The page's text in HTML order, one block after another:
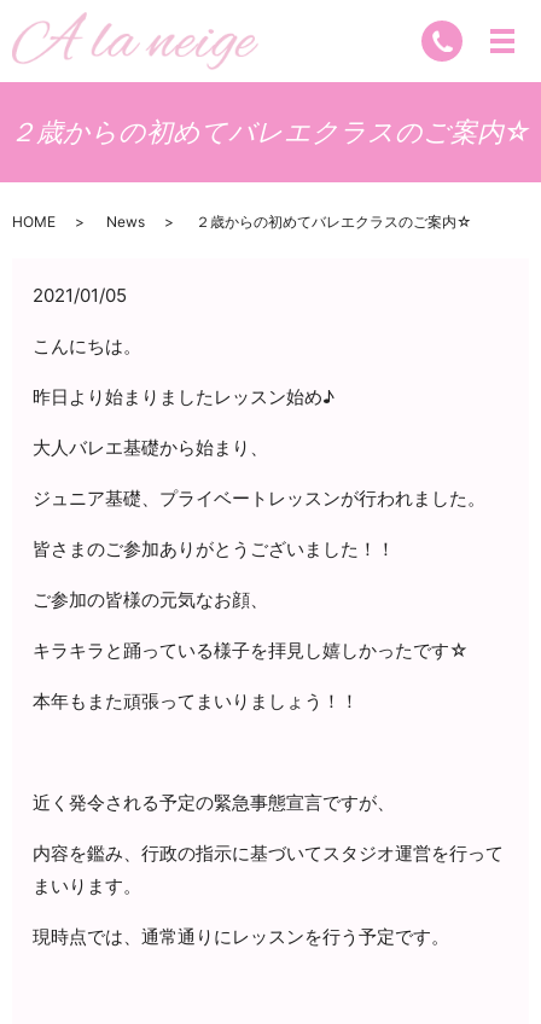
２歳からの初めてバレエクラスのご案内☆
HOME News ２歳からの初めてバレエクラスのご案内☆
2021/01/05
こんにちは。
昨日より始まりましたレッスン始め♪
大人バレエ基礎から始まり、
ジュニア基礎、プライベートレッスンが行われました。
皆さまのご参加ありがとうございました！！
ご参加の皆様の元気なお顔、
キラキラと踊っている様子を拝見し嬉しかったです☆
本年もまた頑張ってまいりましょう！！
近く発令される予定の緊急事態宣言ですが、
内容を鑑み、行政の指示に基づいてスタジオ運営を行って
まいります。
現時点では、通常通りにレッスンを行う予定です。